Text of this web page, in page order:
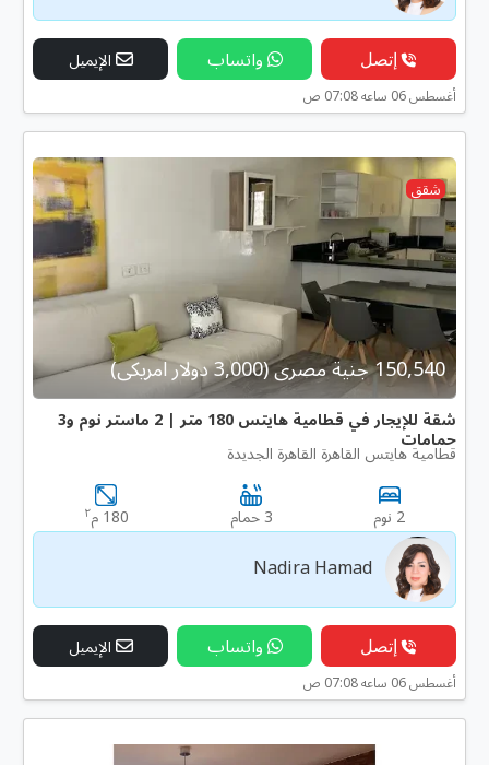
إتصل واتساب الإيميل
أغسطس 06 ساعه 07:08 ص
شقق
150,540 جنية مصرى (3,000 دولار امريكى)
شقة للإيجار في قطامية هايتس 180 متر | 2 ماستر نوم و3
حمامات
قطامية هايتس القاهرة القاهرة الجديدة
2 نوم 3 حمام 180 م ٢
Nadira Hamad
إتصل واتساب الإيميل
أغسطس 06 ساعه 07:08 ص